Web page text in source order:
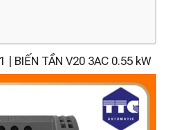
| BIẾN TẦN V20 3AC 0.55 kW